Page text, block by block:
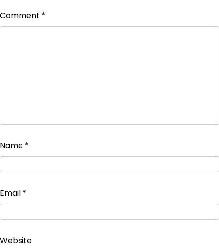
Comment *
Name *
Email *
Website